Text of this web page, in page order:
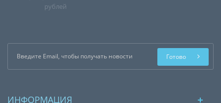
рублей
Готово
ИНФОРМАЦИЯ